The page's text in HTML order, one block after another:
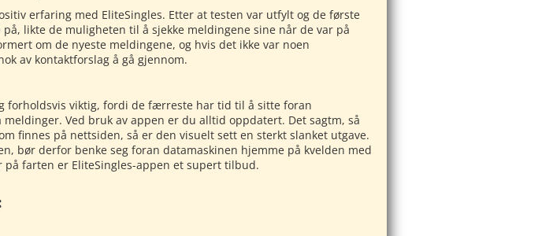
erfaring med EliteSingles. Etter at testen var utfylt og de første
likte de muligheten til å sjekke meldingene sine når de var på
om de nyeste meldingene, og hvis det ikke var noen
av kontaktforslag å gå gjennom.
forholdsvis viktig, fordi de færreste har tid til å sitte foran
Ved bruk av appen er du alltid oppdatert. Det sagtm, så
finnes på nettsiden, så er den visuelt sett en sterkt slanket utgave.
bør derfor benke seg foran datamaskinen hjemme på kvelden med
på farten er EliteSingles-appen et supert tilbud.